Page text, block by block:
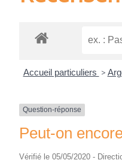
Accueil particuliers >
Question-réponse
Peut-on
Vérifié le 05/05/2020 -